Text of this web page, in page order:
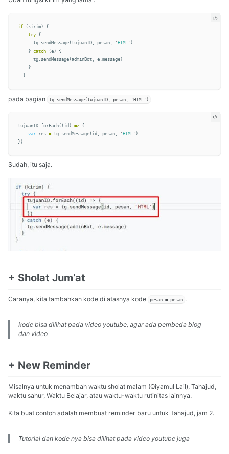
if ( kirim)
{
try {
tg . sendMessage (tujuanID , pesan , ' HTML ' )
} catch (e)
{
tg . sendMessage (adminBot , e .message)
}
}
pada bagian tg.sendMessage(tujuanID, pesan, 'HTML')
tujuanID .forEach ((id ) => {
var res = tg . sendMessage (id , pesan , ' HTML ' )
})
Sudah, itu saja.
+ Sholat Jum’at
Caranya, kita tambahkan kode di atasnya kode pesan = pesan .
kode bisa dilihat pada video youtube, agar ada pembeda blog
dan video
+ New Reminder
Misalnya untuk menambah waktu sholat malam (Qiyamul Lail), Tahajud,
waktu sahur, Waktu Belajar, atau waktu-waktu rutinitas lainnya.
Kita buat contoh adalah membuat reminder baru untuk Tahajud, jam 2.
Tutorial dan kode nya bisa dilihat pada video youtube juga